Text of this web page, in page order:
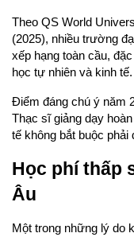
Theo QS World
(2025), nhiều trường
xếp hạng toàn cầu,
học tự nhiên và kinh tế.
Điểm đáng chú ý năm
Thạc sĩ giảng dạy
tế không bắt buộc
Học phí thấp
Âu
Một trong những lý do